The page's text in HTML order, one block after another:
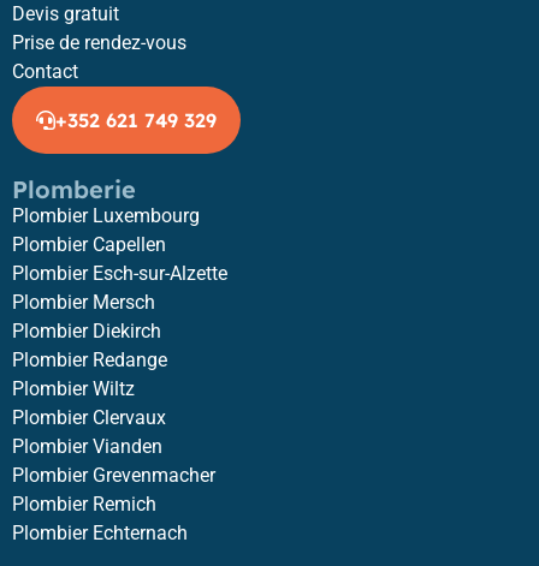
Devis gratuit
Prise de rendez-vous
Contact
+352 621 749 329
Plomberie
Plombier Luxembourg
Plombier Capellen
Plombier Esch-sur-Alzette
Plombier Mersch
Plombier Diekirch
Plombier Redange
Plombier Wiltz
Plombier Clervaux
Plombier Vianden
Plombier Grevenmacher
Plombier Remich
Plombier Echternach